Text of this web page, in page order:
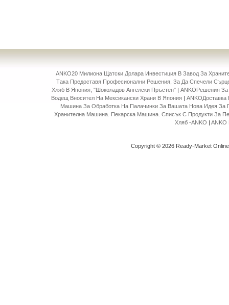
ANKO20 Милиона Щатски Долара Инвестиция В Завод За
Така Предоставя Професионални Решения, За Да Спечели
Хляб В Япония, "Шоколадов Ангелски Пръстен" |ANKOРешения
Водещ Вносител На Мексикански Храни В Япония |
Машина За Обработка На Палачинки За Вашата Нова Идея За
Хранителна Машина. Пекарска Машина. Списък С Продукти За
Хляб -ANKO |ANKO
Copyright © 2026 Ready-Market